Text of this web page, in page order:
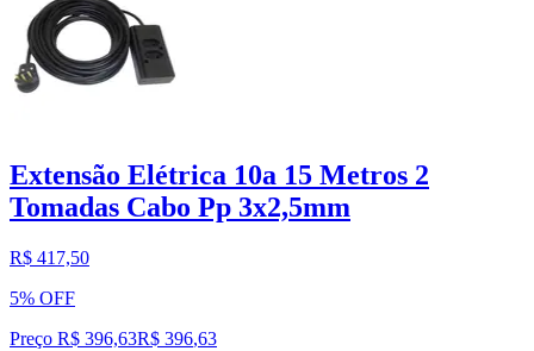
Extensão Elétrica 10a 15 Metros 2
Tomadas Cabo Pp 3x2,5mm
R$ 417,50
5% OFF
Preço R$ 396,63R$ 396,63